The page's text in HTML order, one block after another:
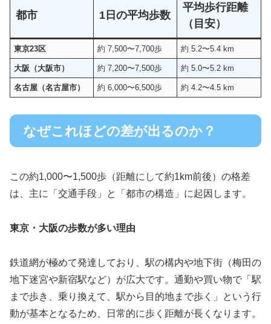
都市 1日の平均歩数
平均歩行距離
（目安）
東京23区 約 7,500〜7,700歩 約 5.2〜5.4 km
大阪（大阪市） 約 7,200〜7,500歩 約 5.0〜5.2 km
名古屋（名古屋市） 約 6,000〜6,500歩 約 4.2〜4.5 km
なぜこれほどの差が出るのか？
この約1,000〜1,500歩（距離にして約1km前後）の格差
は、主に「交通手段」と「都市の構造」に起因します。
東京・大阪の歩数が多い理由
鉄道網が極めて発達しており、駅の構内や地下街（梅田の
地下迷宮や新宿駅など）が広大です。通勤や買い物で「駅
まで歩き、乗り換えて、駅から目的地まで歩く」という行
動が基本となるため、日常的に歩く距離が長くなります。